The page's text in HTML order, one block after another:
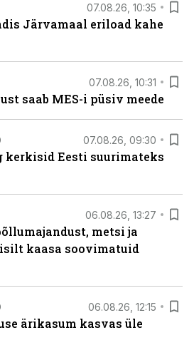
07.08.26, 10:35
Järvamaal eriload kahe
07.08.26, 10:31
saab MES-i püsiv meede
07.08.26, 09:30
kerkisid Eesti suurimateks
06.08.26, 13:27
metsi ja
kaasa soovimatuid
06.08.26, 12:15
ärikasum kasvas üle